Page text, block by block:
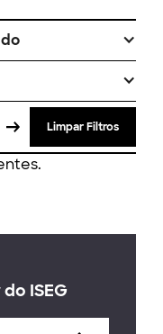
Limpar Filtros
ISEG